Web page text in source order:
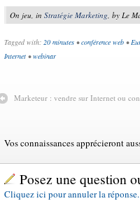
On jeu, in Stratégie Marketing , by Le
Tagged with: 20 minutes •conférence web •
Internet •webinar
Marketeur : vendre sur Internet ou
Vos connaissances apprécieront
Posez une question
Cliquez ici pour annuler la réponse.